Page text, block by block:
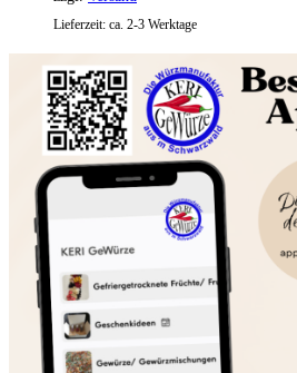
Lieferzeit: ca. 2-3 Werktage